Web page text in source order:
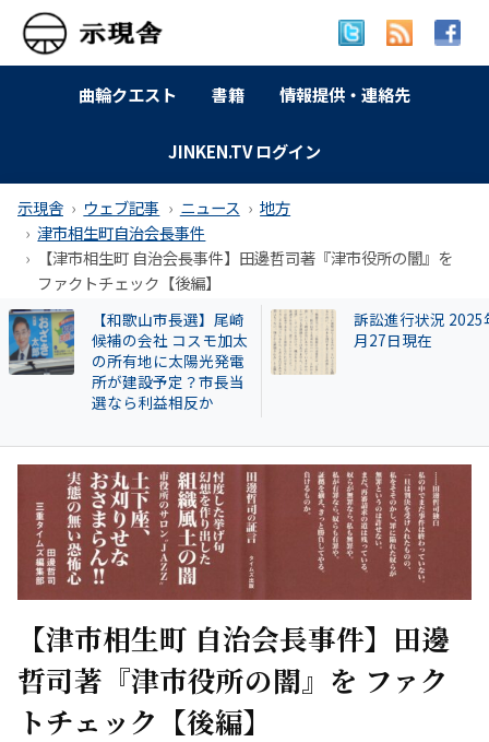
曲輪クエスト 書籍 情報提供・連絡先
JINKEN.TV ログイン
示現舎 ウェブ記事 ニュース
地方
津市相生町自治会長事件
【津市相生町 自治会長事件】田邊哲司著『津市役所の闇』を
ファクトチェック【後編】
【和歌山市長選】尾崎
候補の会社 コスモ加太
の所有地に太陽光発電
所が建設予定？市長当
選なら利益相反か
訴訟進行状況 2025
月27日現在
【津市相生町 自治会長事件】田邊
哲司著『津市役所の闇』を ファク
トチェック【後編】